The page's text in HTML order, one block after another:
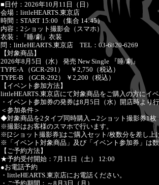
■日付：2026年10月11日（日）
会場：littleHEARTS.東京店
時間：START 15:00 （集合 14:45）
内容：2ショット撮影会（スマホ）
衣装：『睡/劇』衣装
問：littleHEARTS.東京店 TEL：03-6820-6269
【対象商品】
2026年8月5日（水） 発売 New Single 『睡/劇』
TYPE-A （GCR-291） ￥2,750（税込）
TYPE-B （GCR-292） ￥2,200（税込）
【イベント参加方法】
littleHEARTS.東京店にて対象商品をご購入の方にイ
・イベント参加券の発券は8月5日（水）開店時より
＜参加条件＞
◆対象商品を2タイプ同時購入→2ショット撮影券1枚
※撮影はお客様のスマホで行います。
※[2ショット撮影券]はご購入セット/枚数分を差し上
※「イベント対象商品」及び「イベント参加券」は
【ご予約方法】
★予約受付開始：7月11日（土） 12:00
●お電話予約
・littleHEARTS.東京店にお電話ください。
・ご予約期間：～8月3日（月）